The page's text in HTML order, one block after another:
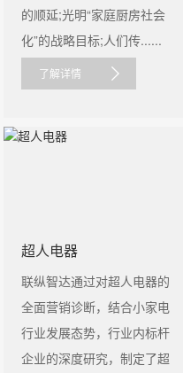
的顺延;光明“家庭厨房社会
化”的战略目标;人们传......
了解详情
超人电器
联纵智达通过对超人电器的
全面营销诊断，结合小家电
行业发展态势，行业内标杆
企业的深度研究，制定了超